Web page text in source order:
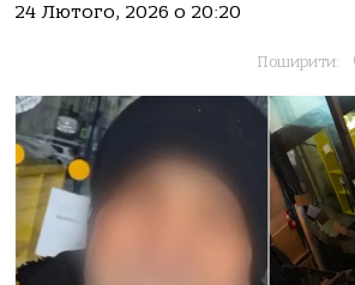
24 Лютого, 2026 о 20:20
Поширити: